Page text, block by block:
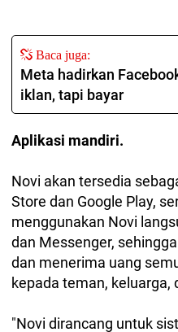
Baca juga:
Meta hadirkan
iklan, tapi bayar
Aplikasi mandiri.
Novi akan tersedia
Store dan Google Play,
menggunakan Novi
dan Messenger,
dan menerima uang
kepada teman, keluarga,
"Novi dirancang untuk